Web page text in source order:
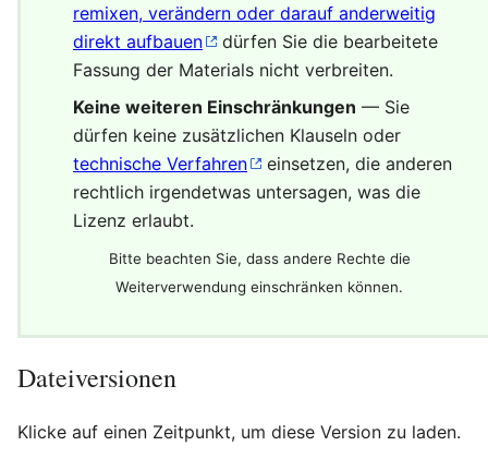
remixen, verändern oder darauf anderweitig
direkt aufbauen
dürfen Sie die bearbeitete
Fassung der Materials nicht verbreiten.
Keine weiteren Einschränkungen — Sie
dürfen keine zusätzlichen Klauseln oder
technische Verfahren
einsetzen, die anderen
rechtlich irgendetwas untersagen, was die
Lizenz erlaubt.
Bitte beachten Sie, dass andere Rechte die
Weiterverwendung einschränken können.
Dateiversionen
Klicke auf einen Zeitpunkt, um diese Version zu laden.